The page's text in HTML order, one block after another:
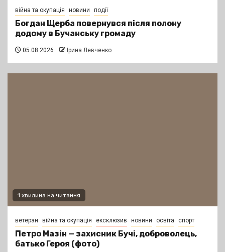
війна та окупація новини події
Богдан Щерба повернувся після полону
додому в Бучанську громаду
05.08.2026 Ірина Левченко
1 хвилина на читання
ветеран війна та окупація ексклюзив новини освіта спорт
Петро Мазін — захисник Бучі, доброволець,
батько Героя (фото)